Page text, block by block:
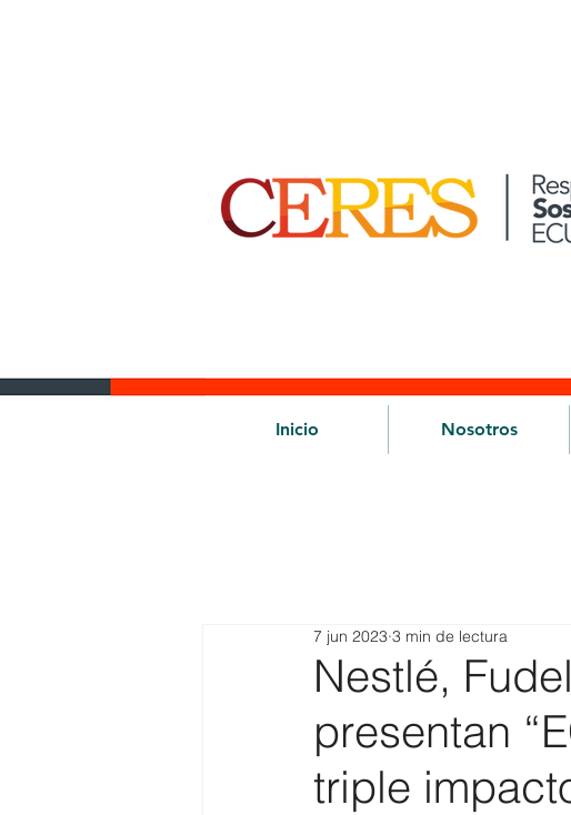
Inicio Nosotros
Nestlé,
presentan
triple
7 jun 2023 3 min de lectura